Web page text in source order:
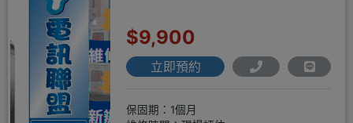
$9,900
立即預約
保固期：1個月